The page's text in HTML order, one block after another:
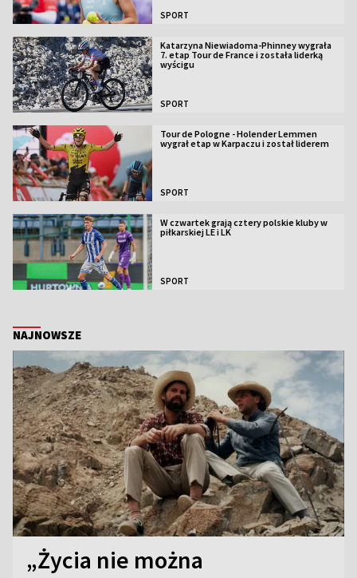
SPORT
Katarzyna Niewiadoma-Phinney wygrała
7. etap Tour de France i została liderką
wyścigu
SPORT
Tour de Pologne - Holender Lemmen
wygrał etap w Karpaczu i został liderem
SPORT
W czwartek grają cztery polskie kluby w
piłkarskiej LE i LK
SPORT
NAJNOWSZE
„Życia nie można